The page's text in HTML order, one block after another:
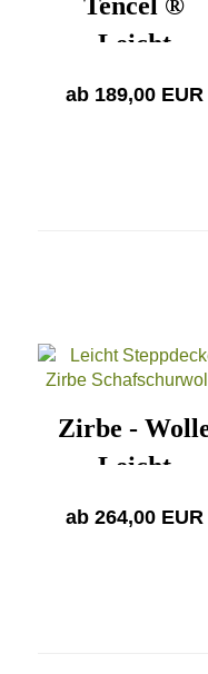
Leicht
ab 189,00 EUR
Zirbe -
Leicht
ab 264,00 EUR